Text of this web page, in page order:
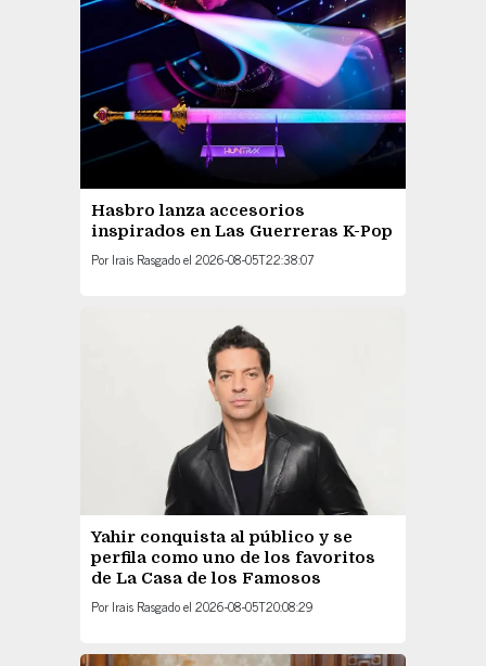
Hasbro lanza accesorios
inspirados en Las Guerreras K-Pop
Por Irais Rasgadoel 2026-08-05T22:38:07
Yahir conquista al público y se
perfila como uno de los favoritos
de La Casa de los Famosos
Por Irais Rasgadoel 2026-08-05T20:08:29